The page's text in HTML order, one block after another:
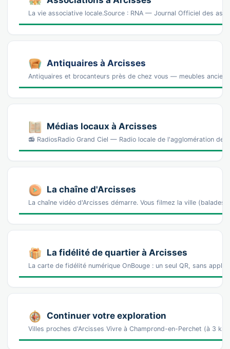
La vie associative locale.Source : RNA — Journal Officiel des
Antiquaires à Arcisses
Antiquaires et brocanteurs près de chez vous — meubles
Médias locaux à Arcisses
📻 RadiosRadio Grand Ciel — Radio locale de l'agglomération de
La chaîne d'Arcisses
La chaîne vidéo d'Arcisses démarre. Vous filmez la ville
La fidélité de quartier à Arcisses
La carte de fidélité numérique OnBouge : un seul QR, sans appli
Continuer votre exploration
Villes proches d'Arcisses Vivre à Champrond-en-Perchet (à 3